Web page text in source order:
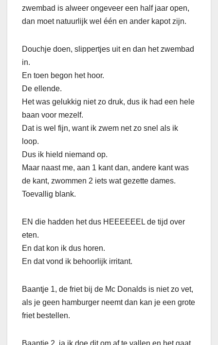
zwembad is alweer ongeveer een half jaar open,
dan moet natuurlijk wel één en ander kapot zijn.
Douchje doen, slippertjes uit en dan het zwembad
in.
En toen begon het hoor.
De ellende.
Het was gelukkig niet zo druk, dus ik had een hele
baan voor mezelf.
Dat is wel fijn, want ik zwem net zo snel als ik
loop.
Dus ik hield niemand op.
Maar naast me, aan 1 kant dan, andere kant was
de kant, zwommen 2 iets wat gezette dames.
Toevallig blank.
EN die hadden het dus HEEEEEEL de tijd over
eten.
En dat kon ik dus horen.
En dat vond ik behoorlijk irritant.
Baantje 1, de friet bij de Mc Donalds is niet zo vet,
als je geen hamburger neemt dan kan je een grote
friet bestellen.